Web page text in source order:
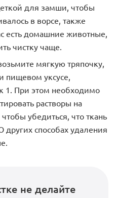
для замши, чтобы
в ворсе, также
есть домашние животные,
чистку чаще.
мягкую тряпочку,
пищевом уксусе,
1. При этом необходимо
растворы на
убедиться, что ткань
других способах удаления
не делайте